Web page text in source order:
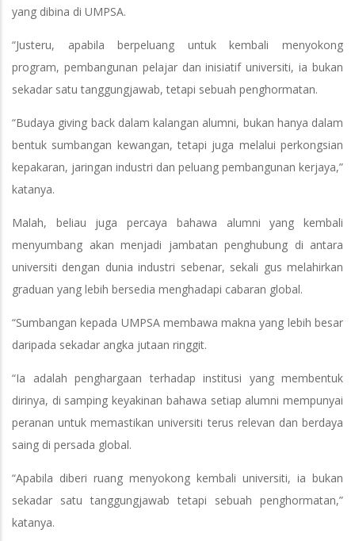
yang dibina di UMPSA.
“Justeru, apabila berpeluang untuk kembali menyokong
program, pembangunan pelajar dan inisiatif universiti, ia bukan
sekadar satu tanggungjawab, tetapi sebuah penghormatan.
“Budaya giving back dalam kalangan alumni, bukan hanya dalam
bentuk sumbangan kewangan, tetapi juga melalui perkongsian
kepakaran, jaringan industri dan peluang pembangunan kerjaya,”
katanya.
Malah, beliau juga percaya bahawa alumni yang kembali
menyumbang akan menjadi jambatan penghubung di antara
universiti dengan dunia industri sebenar, sekali gus melahirkan
graduan yang lebih bersedia menghadapi cabaran global.
“Sumbangan kepada UMPSA membawa makna yang lebih besar
daripada sekadar angka jutaan ringgit.
“Ia adalah penghargaan terhadap institusi yang membentuk
dirinya, di samping keyakinan bahawa setiap alumni mempunyai
peranan untuk memastikan universiti terus relevan dan berdaya
saing di persada global.
“Apabila diberi ruang menyokong kembali universiti, ia bukan
sekadar satu tanggungjawab tetapi sebuah penghormatan,”
katanya.